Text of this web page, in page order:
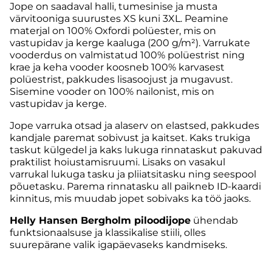
Jope on saadaval halli, tumesinise ja musta
värvitooniga suurustes XS kuni 3XL. Peamine
materjal on 100% Oxfordi polüester, mis on
vastupidav ja kerge kaaluga (200 g/m²). Varrukate
vooderdus on valmistatud 100% polüestrist ning
krae ja keha vooder koosneb 100% karvasest
polüestrist, pakkudes lisasoojust ja mugavust.
Sisemine vooder on 100% nailonist, mis on
vastupidav ja kerge.
Jope varruka otsad ja alaserv on elastsed, pakkudes
kandjale paremat sobivust ja kaitset. Kaks trukiga
taskut külgedel ja kaks lukuga rinnataskut pakuvad
praktilist hoiustamisruumi. Lisaks on vasakul
varrukal lukuga tasku ja pliiatsitasku ning seespool
põuetasku. Parema rinnatasku all paikneb ID-kaardi
kinnitus, mis muudab jopet sobivaks ka töö jaoks.
Helly Hansen Bergholm piloodijope ühendab
funktsionaalsuse ja klassikalise stiili, olles
suurepärane valik igapäevaseks kandmiseks.